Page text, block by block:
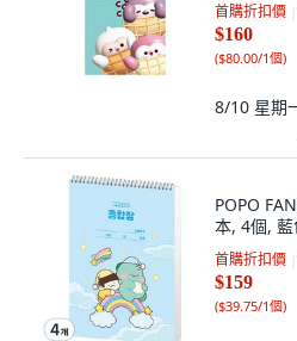
首購折扣價
$160
($80.00/1個)
8/10 星期
POPO
本, 4個,
首購折扣價
$159
($39.75/1個)